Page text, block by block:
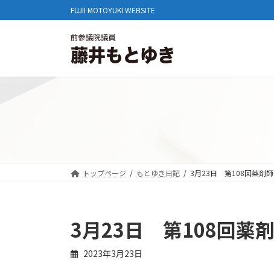
ン
へ
ビ
ョ
FUJII MOTOYUKI WEBSITE
トップページ もとゆき日記 3月23日 第108回薬剤師
3月23日 第108回薬
2023年3月23日